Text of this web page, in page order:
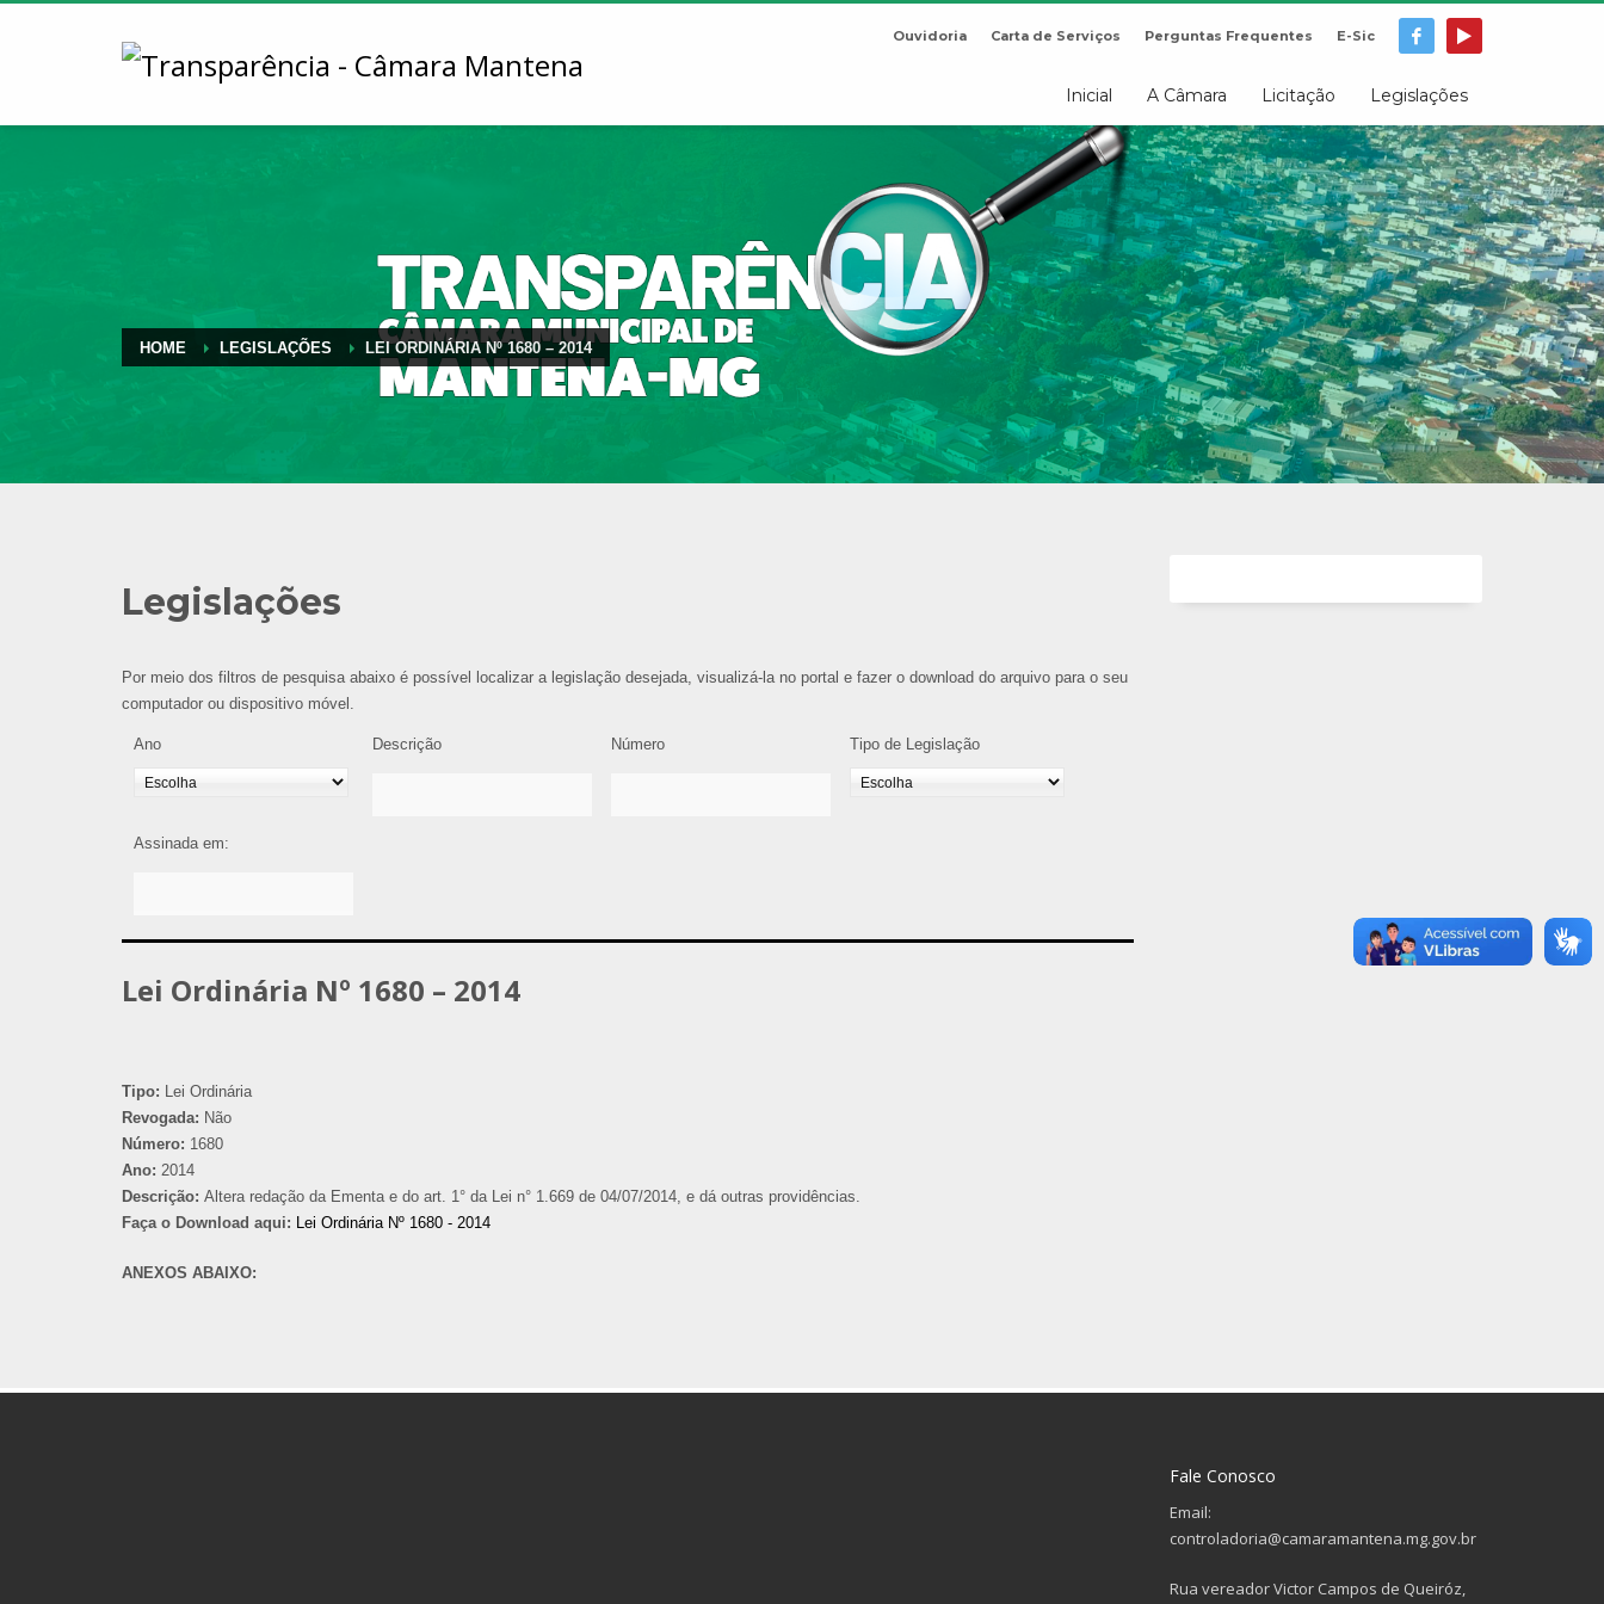
Ouvidoria Carta de Serviços Perguntas Frequentes E-Sic
Inicial A Câmara Licitação Legislações
HOME LEGISLAÇÕES LEI ORDINÁRIA Nº 1680 – 2014
Legislações
Por meio dos filtros de pesquisa abaixo é possível localizar a legislação desejada, visualizá-la no portal e fazer o download do arquivo para o seu
computador ou dispositivo móvel.
Ano Descrição Número Tipo de Legislação
Assinada em:
Lei Ordinária Nº 1680 – 2014
Tipo: Lei Ordinária
Revogada: Não
Número: 1680
Ano: 2014
Descrição: Altera redação da Ementa e do art. 1° da Lei n° 1.669 de 04/07/2014, e dá outras providências.
Faça o Download aqui: Lei Ordinária Nº 1680 - 2014
ANEXOS ABAIXO:
Fale Conosco
Email:
controladoria@camaramantena.mg.gov.br
Rua vereador Victor Campos de Queiróz,